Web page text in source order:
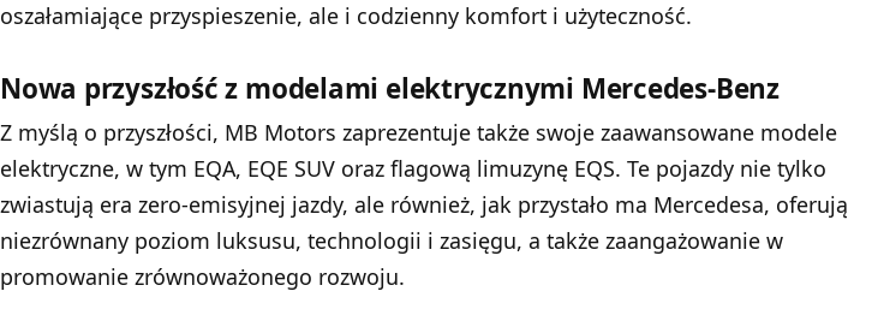
oszałamiające przyspieszenie, ale i codzienny komfort i użyteczność.
Nowa przyszłość z modelami elektrycznymi Mercedes-Benz
Z myślą o przyszłości, MB Motors zaprezentuje także swoje zaawansowane modele
elektryczne, w tym EQA, EQE SUV oraz flagową limuzynę EQS. Te pojazdy nie tylko
zwiastują era zero-emisyjnej jazdy, ale również, jak przystało ma Mercedesa, oferują
niezrównany poziom luksusu, technologii i zasięgu, a także zaangażowanie w
promowanie zrównoważonego rozwoju.